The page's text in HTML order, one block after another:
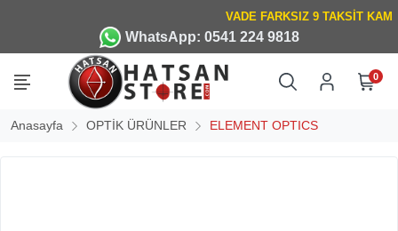
WhatsApp: 0541 224 9818
0
Anasayfa OPTİK ÜRÜNLER ELEMENT OPTICS